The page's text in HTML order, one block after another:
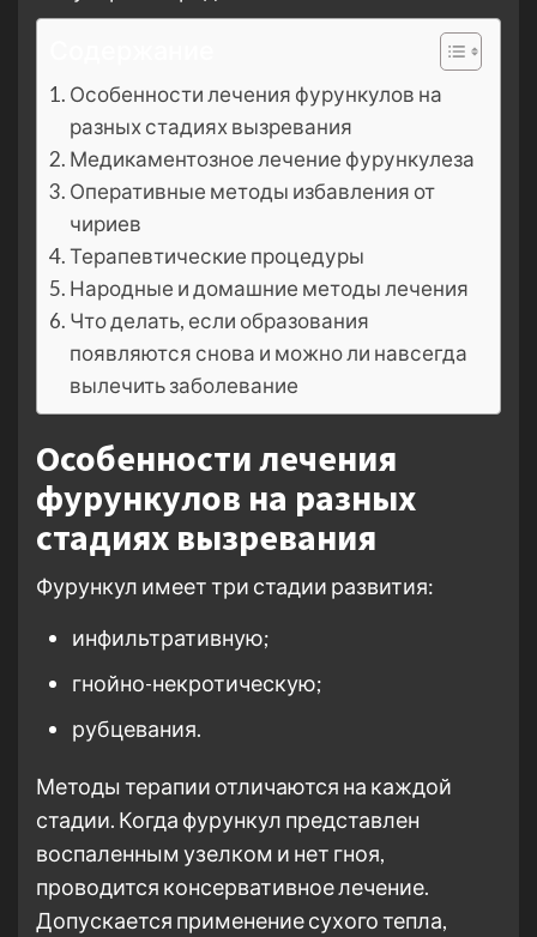
Особенности лечения фурункулов на
разных стадиях вызревания
Медикаментозное лечение фурункулеза
Оперативные методы избавления от
чириев
Терапевтические процедуры
Народные и домашние методы лечения
Что делать, если образования
появляются снова и можно ли навсегда
вылечить заболевание
Особенности лечения
фурункулов на разных
стадиях вызревания
Фурункул имеет три стадии развития:
инфильтративную;
гнойно-некротическую;
рубцевания.
Методы терапии отличаются на каждой
стадии. Когда фурункул представлен
воспаленным узелком и нет гноя,
проводится консервативное лечение.
Допускается применение сухого тепла,